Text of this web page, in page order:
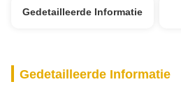
Gedetailleerde Informatie
Gedetailleerde Informatie